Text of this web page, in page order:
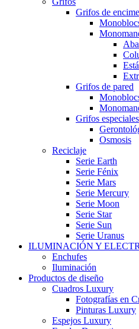
Grifos de
Grifos de pared
Grifos especiales
Osmosis
Reciclaje
Serie Earth
Serie Fénix
Serie Mars
Serie Mercury
Serie Moon
Serie Star
Serie Sun
Serie Uranus
ILUMINACIÓN Y
Enchufes
Iluminación
Productos de diseño
Cuadros Luxury
Fotografías en
Pinturas Luxury
Espejos Luxury